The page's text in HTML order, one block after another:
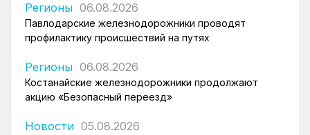
Регионы 06.08.2026
Павлодарские железнодорожники проводят
профилактику происшествий на путях
Регионы 06.08.2026
Костанайские железнодорожники продолжают
акцию «Безопасный переезд»
Новости 05.08.2026